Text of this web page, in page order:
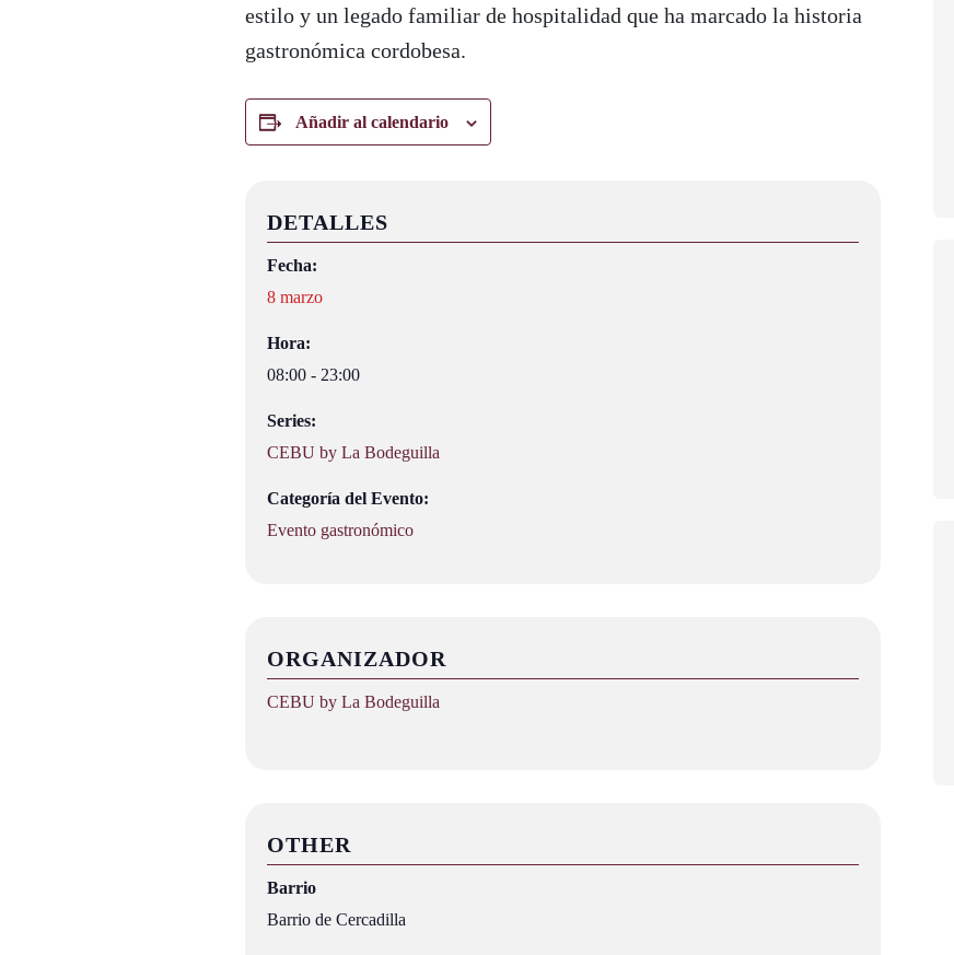
estilo y un legado familiar de hospitalidad que ha marcado la historia
gastronómica cordobesa.
Añadir al calendario
DETALLES
Fecha:
8 marzo
Hora:
08:00 - 23:00
Series:
CEBU by La Bodeguilla
Categoría del Evento:
Evento gastronómico
ORGANIZADOR
CEBU by La Bodeguilla
OTHER
Barrio
Barrio de Cercadilla